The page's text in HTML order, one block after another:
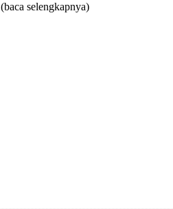
(baca selengkapnya)